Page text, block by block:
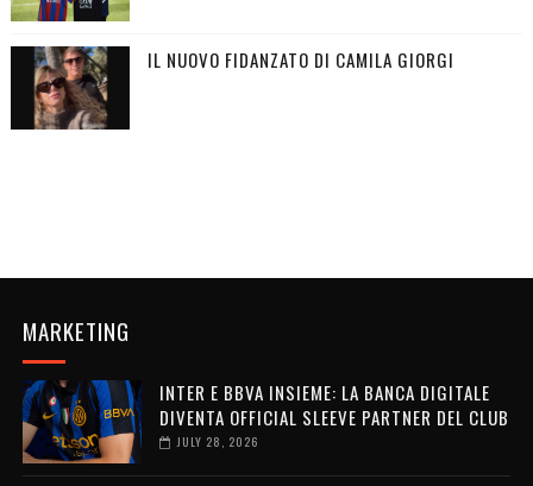
IL NUOVO FIDANZATO DI CAMILA GIORGI
MARKETING
INTER E BBVA INSIEME: LA BANCA DIGITALE
DIVENTA OFFICIAL SLEEVE PARTNER DEL CLUB
JULY 28, 2026